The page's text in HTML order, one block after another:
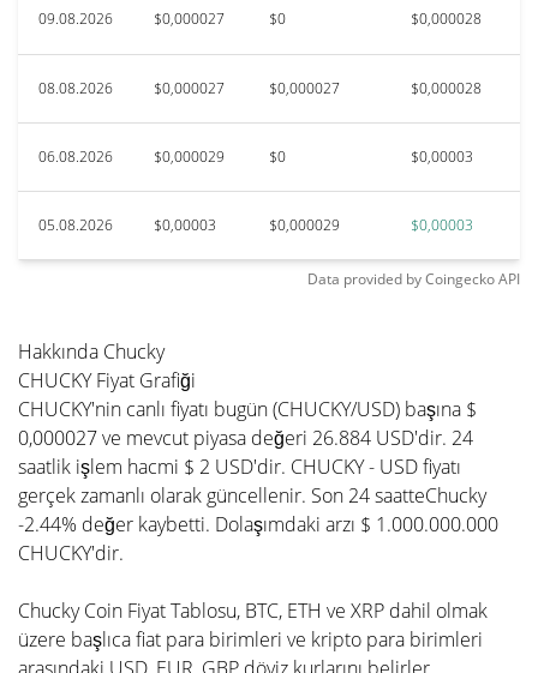
09.08.2026 $0,000027 $0 $0,000028
08.08.2026 $0,000027 $0,000027 $0,000028
06.08.2026 $0,000029 $0 $0,00003
05.08.2026 $0,00003 $0,000029 $0,00003
Data provided byCoingeckoAPI
Hakkında Chucky
CHUCKY Fiyat Grafiği
CHUCKY'nin canlı fiyatı bugün (CHUCKY/USD) başına $
0,000027 ve mevcut piyasa değeri 26.884 USD'dir. 24
saatlik işlem hacmi $ 2 USD'dir. CHUCKY - USD fiyatı
gerçek zamanlı olarak güncellenir. Son 24 saatteChucky
-2.44% değer kaybetti. Dolaşımdaki arzı $ 1.000.000.000
CHUCKY'dir.
Chucky Coin Fiyat Tablosu, BTC, ETH ve XRP dahil olmak
üzere başlıca fiat para birimleri ve kripto para birimleri